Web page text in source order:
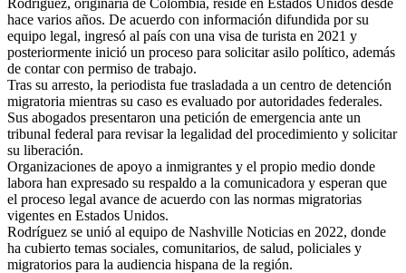
hace varios años. De acuerdo con información difundida por su
equipo legal, ingresó al país con una visa de turista en 2021 y
posteriormente inició un proceso para solicitar asilo político, además
de contar con permiso de trabajo.
Tras su arresto, la periodista fue trasladada a un centro de detención
migratoria mientras su caso es evaluado por autoridades federales.
Sus abogados presentaron una petición de emergencia ante un
tribunal federal para revisar la legalidad del procedimiento y solicitar
su liberación.
Organizaciones de apoyo a inmigrantes y el propio medio donde
labora han expresado su respaldo a la comunicadora y esperan que
el proceso legal avance de acuerdo con las normas migratorias
vigentes en Estados Unidos.
Rodríguez se unió al equipo de Nashville Noticias en 2022, donde
ha cubierto temas sociales, comunitarios, de salud, policiales y
migratorios para la audiencia hispana de la región.